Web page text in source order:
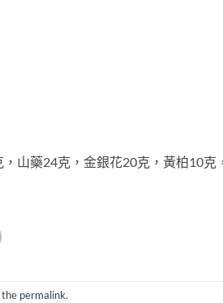
山藥24克，金銀花20克，黃柏10克
the permalink.